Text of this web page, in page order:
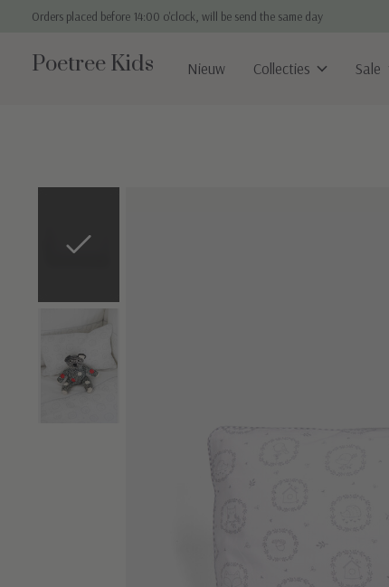
Orders placed before 14:00 o'clock, will be send the same day
Poetree Kids Nieuw Collecties Sale